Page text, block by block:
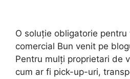
O soluție obligatorie pentru
comercial Bun venit pe
Pentru mulți proprietari de
cum ar fi pick-up-uri,